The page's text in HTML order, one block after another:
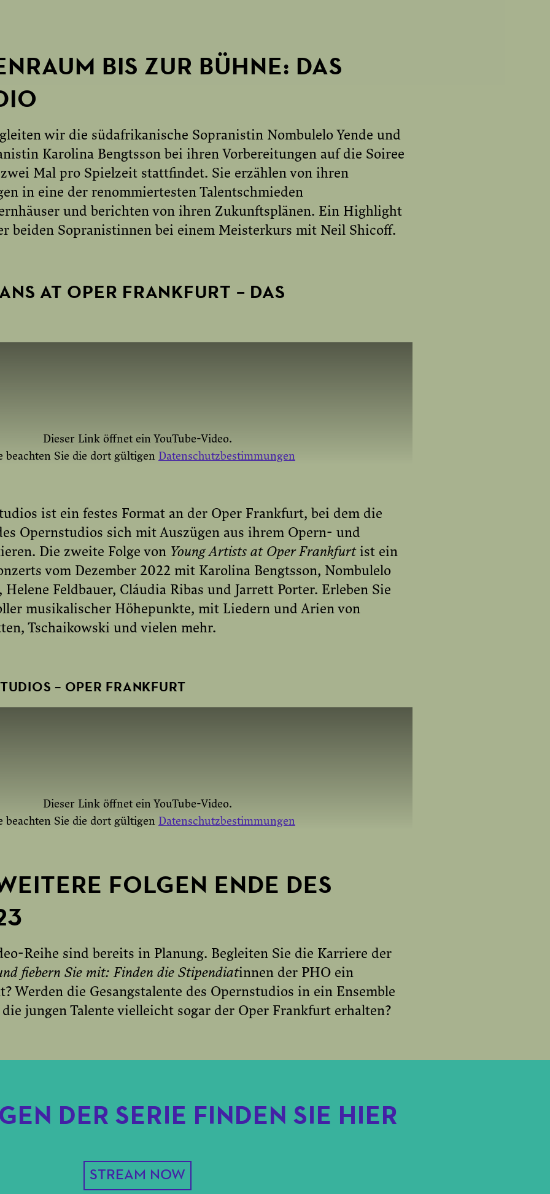
BIS ZUR BÜHNE: DAS
wir die südafrikanische Sopranistin Nombulelo Yende und
Karolina Bengtsson bei ihren Vorbereitungen auf die Soiree
Mal pro Spielzeit stattfindet. Sie erzählen von ihren
in eine der renommiertesten Talentschmieden
und berichten von ihren Zukunftsplänen. Ein Highlight
beiden Sopranistinnen bei einem Meisterkurs mit Neil Shicoff.
AT OPER FRANKFURT – DAS
Dieser Link öffnet ein YouTube-Video.
beachten Sie die dort gültigen Datenschutzbestimmungen
AKTIVIEREN YOUTUBE IMMER AKTIVIEREN
ist ein festes Format an der Oper Frankfurt, bei dem die
Opernstudios sich mit Auszügen aus ihrem Opern- und
Die zweite Folge von Young Artists at Oper Frankfurtist ein
vom Dezember 2022 mit Karolina Bengtsson, Nombulelo
Feldbauer, Cláudia Ribas und Jarrett Porter. Erleben Sie
musikalischer Höhepunkte, mit Liedern und Arien von
Tschaikowski und vielen mehr.
– OPER FRANKFURT
Dieser Link öffnet ein YouTube-Video.
beachten Sie die dort gültigen Datenschutzbestimmungen
FOLGEN ENDE DES
Reihe sind bereits in Planung. Begleiten Sie die Karriere der
fiebern Sie mit: Finden die Stipendiatinnen der PHO ein
Werden die Gesangstalente des Opernstudios in ein Ensemble
jungen Talente vielleicht sogar der Oper Frankfurt erhalten?
DER SERIE FINDEN SIE HIER
STREAM NOW